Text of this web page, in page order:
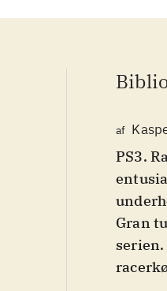
af
PS3.
Gran